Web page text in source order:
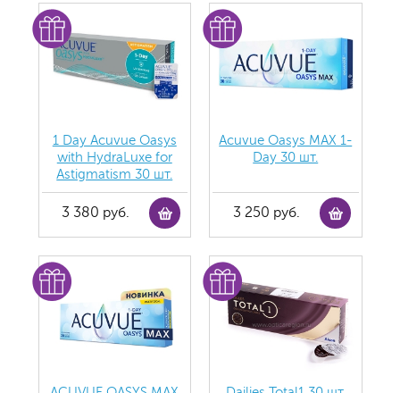
1 Day Acuvue Oasys
with HydraLuxe for
Аstigmatism 30 шт.
3 380 руб.
Acuvue Oasys MAX 1-
Day 30 шт.
3 250 руб.